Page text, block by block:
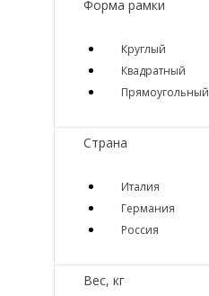
Форма рамки
Круглый
Квадратный
Прямоугольный
Страна
Италия
Германия
Россия
Вес, кг